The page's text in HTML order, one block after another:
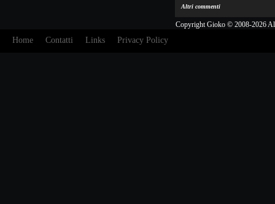
Altri commenti
Copyright Gioko © 2008-2026
Home Contatti Links Privacy Policy